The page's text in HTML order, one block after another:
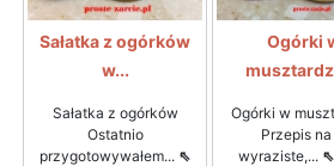
Sałatka z ogórków
w...
Sałatka z ogórków
Ostatnio
przygotowywałem... ⇖
Ogórki
Ogórki w
Przepis
wyraziste,...